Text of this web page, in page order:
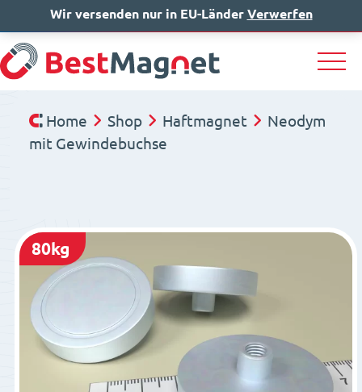
IT EN DE
Home Shop Haftmagnet
Neodym
mit Gewindebuchse
80kg
Wir versenden nur in EU-Länder Verwerfen